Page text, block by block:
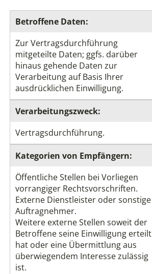
Betroffene Daten:
Zur Vertragsdurchführung
mitgeteilte Daten; ggfs. darüber
hinaus gehende Daten zur
Verarbeitung auf Basis Ihrer
ausdrücklichen Einwilligung.
Verarbeitungszweck:
Vertragsdurchführung.
Kategorien von Empfängern:
Öffentliche Stellen bei Vorliegen
vorrangiger Rechtsvorschriften.
Externe Dienstleister oder sonstige
Auftragnehmer.
Weitere externe Stellen soweit der
Betroffene seine Einwilligung erteilt
hat oder eine Übermittlung aus
überwiegendem Interesse zulässig
ist.